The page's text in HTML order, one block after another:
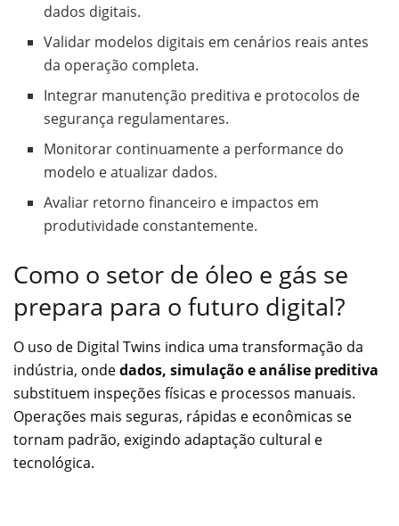
dados digitais.
Validar modelos digitais em cenários reais antes
da operação completa.
Integrar manutenção preditiva e protocolos de
segurança regulamentares.
Monitorar continuamente a performance do
modelo e atualizar dados.
Avaliar retorno financeiro e impactos em
produtividade constantemente.
Como o setor de óleo e gás se
prepara para o futuro digital?
O uso de Digital Twins indica uma transformação da
indústria, ondedados, simulação e análise preditiva
substituem inspeções físicas e processos manuais.
Operações mais seguras, rápidas e econômicas se
tornam padrão, exigindo adaptação cultural e
tecnológica.